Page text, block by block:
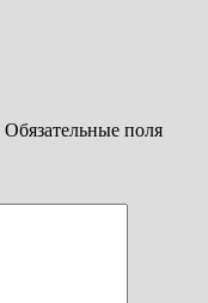
Обязательные поля